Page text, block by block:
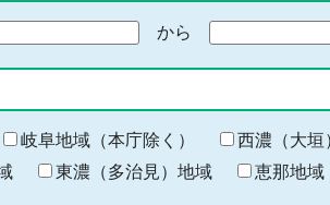
から
終
わ
り
岐阜地域（本庁除く） 西濃（大垣
東濃（多治見）地域 恵那地域